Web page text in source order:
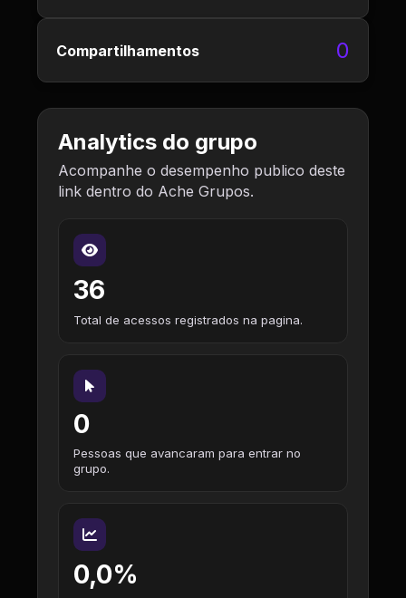
Compartilhamentos 0
Analytics do grupo
Acompanhe o desempenho publico deste
link dentro do Ache Grupos.
36
Total de acessos registrados na pagina.
0
Pessoas que avancaram para entrar no
grupo.
0,0%